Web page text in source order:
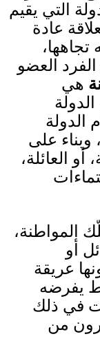
التي يقيم
عادة
تجاهها،
العضو
هي
الدولة
على
العائلة،
المواطنة،
أو
عريقة
يفرضه
في ذلك
من